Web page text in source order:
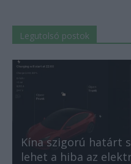
Legutolsó postok
Kína szigorú határt
lehet a hiba az